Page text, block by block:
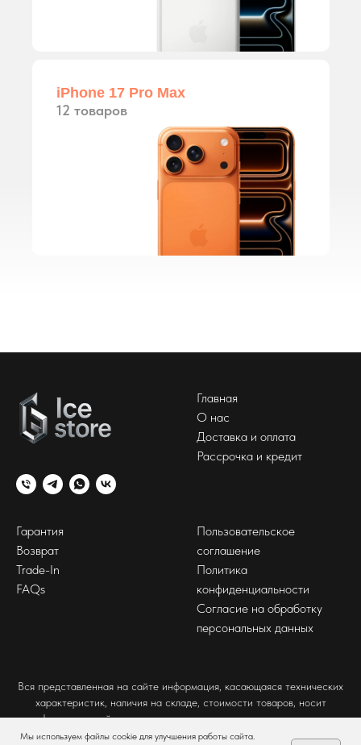
Мы используем файлы cookie для улучшения работы сайта.
iPhone 17 Pro Max
12 товаров
Главная
О нас
Доставка и оплата
Рассрочка и кредит
Гарантия
Возврат
Trade-In
FAQs
Пользовательское
соглашение
Политика
конфиденциальности
Согласие на обработку
персональных данных
Вся представленная на сайте информация, касающаяся технических
характеристик, наличия на складе, стоимости товаров, носит
информационный характер и ни при каких условиях не является
публичной офертой, определяемой положениями Статьи 437(2)